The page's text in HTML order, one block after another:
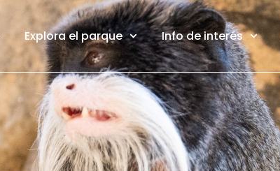
Explora el parque Info de interés